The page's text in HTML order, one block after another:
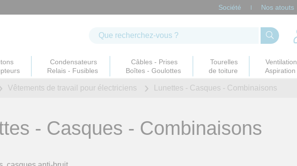
Société Nos atouts
Condensateurs
Relais - Fusibles
Câbles - Prises
Boîtes - Goulottes
Tourelles
de toiture
Ventilation
Aspiration
Vêtements de travail pour électriciens Lunettes - Casques - Combinaisons
- Casques - Combinaisons